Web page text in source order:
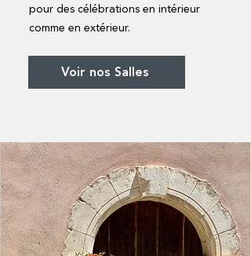
pour des célébrations en intérieur
comme en extérieur.
Voir nos Salles